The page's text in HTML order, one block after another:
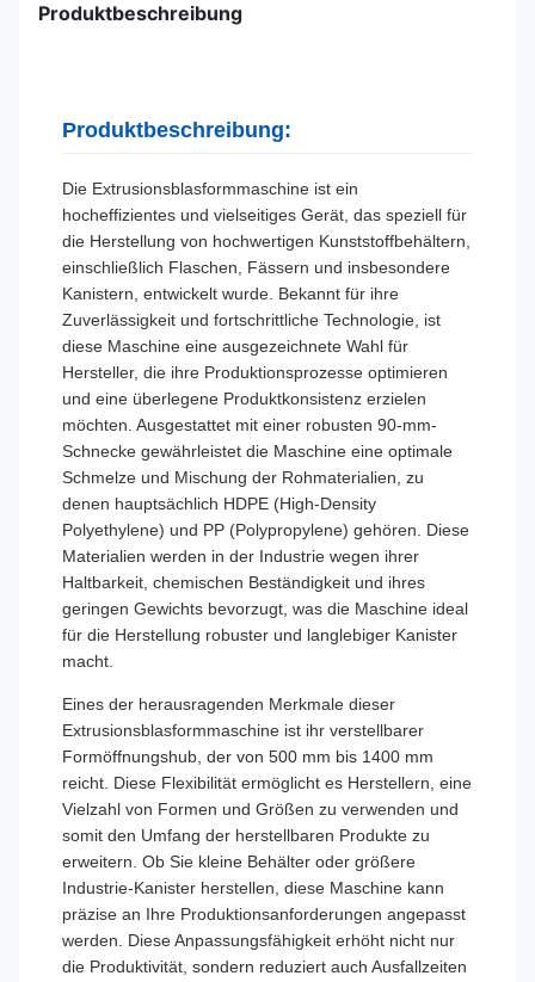
Produktbeschreibung
Produktbeschreibung:
Die Extrusionsblasformmaschine ist ein
hocheffizientes und vielseitiges Gerät, das speziell für
die Herstellung von hochwertigen Kunststoffbehältern,
einschließlich Flaschen, Fässern und insbesondere
Kanistern, entwickelt wurde. Bekannt für ihre
Zuverlässigkeit und fortschrittliche Technologie, ist
diese Maschine eine ausgezeichnete Wahl für
Hersteller, die ihre Produktionsprozesse optimieren
und eine überlegene Produktkonsistenz erzielen
möchten. Ausgestattet mit einer robusten 90-mm-
Schnecke gewährleistet die Maschine eine optimale
Schmelze und Mischung der Rohmaterialien, zu
denen hauptsächlich HDPE (High-Density
Polyethylene) und PP (Polypropylene) gehören. Diese
Materialien werden in der Industrie wegen ihrer
Haltbarkeit, chemischen Beständigkeit und ihres
geringen Gewichts bevorzugt, was die Maschine ideal
für die Herstellung robuster und langlebiger Kanister
macht.
Eines der herausragenden Merkmale dieser
Extrusionsblasformmaschine ist ihr verstellbarer
Formöffnungshub, der von 500 mm bis 1400 mm
reicht. Diese Flexibilität ermöglicht es Herstellern, eine
Vielzahl von Formen und Größen zu verwenden und
somit den Umfang der herstellbaren Produkte zu
erweitern. Ob Sie kleine Behälter oder größere
Industrie-Kanister herstellen, diese Maschine kann
präzise an Ihre Produktionsanforderungen angepasst
werden. Diese Anpassungsfähigkeit erhöht nicht nur
die Produktivität, sondern reduziert auch Ausfallzeiten